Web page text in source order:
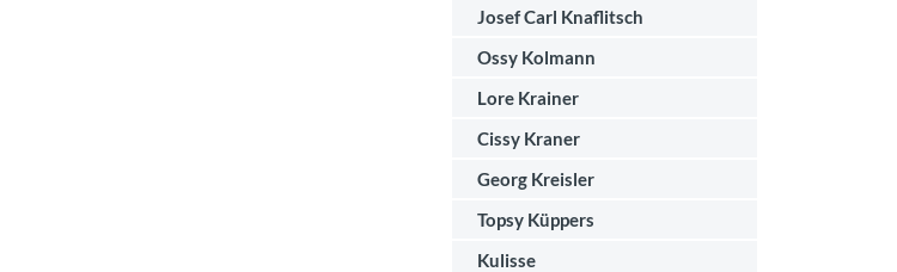
Josef Carl Knaflitsch
Ossy Kolmann
Lore Krainer
Cissy Kraner
Georg Kreisler
Topsy Küppers
Kulisse